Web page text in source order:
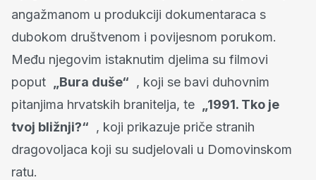
angažmanom u produkciji dokumentaraca s
dubokom društvenom i povijesnom porukom.
Među njegovim istaknutim djelima su filmovi
poput
„Bura duše“ , koji se bavi duhovnim
pitanjima hrvatskih branitelja, te
„1991. Tko je
tvoj bližnji?“ , koji prikazuje priče stranih
dragovoljaca koji su sudjelovali u Domovinskom
ratu.